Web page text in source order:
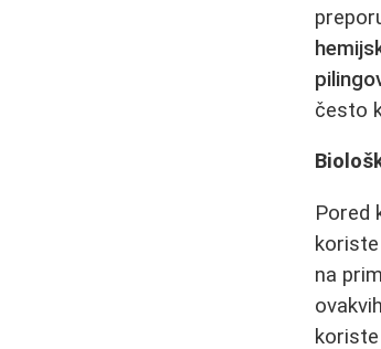
često
Pored
na
ovakvih